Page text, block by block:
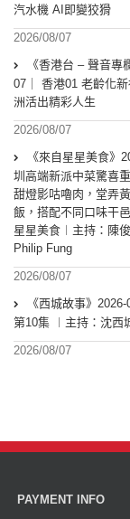
汽水機 AI即變狡猾
2026/08/07
《香港台 – 聲音專
07｜ 香港01 老齡化
洲活出精彩人生
2026/08/07
《來自星星美食》
圳高端新派中菜驚喜
甜燈影咕嚕肉，堂弄
飯，搭配不同口味干
星星美食︱主持：陳
Philip Fung
2026/08/07
《西城故事》
第10集 ︱主持：沈西
2026/08/07
PAYMENT INFO